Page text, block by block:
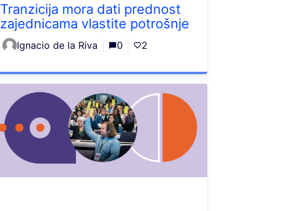
Tranzicija mora dati prednost
zajednicama vlastite potrošnje
Ignacio de la Riva 0 2